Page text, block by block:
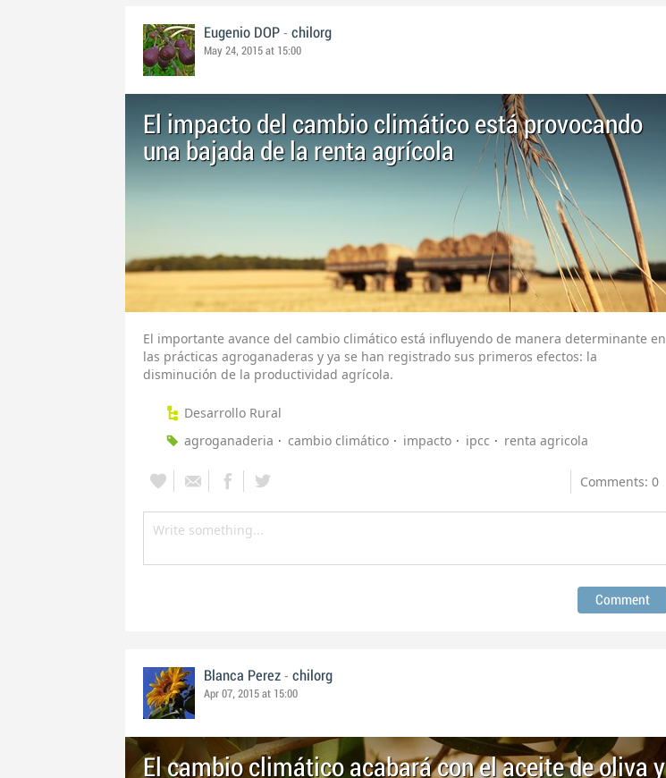
Eugenio DOP - chilorg
May 24, 2015 at 15:00
El impacto del cambio climático está provocando
una bajada de la renta agrícola
El importante avance del cambio climático está influyendo de manera determinante en
las prácticas agroganaderas y ya se han registrado sus primeros efectos: la
disminución de la productividad agrícola.
Desarrollo Rural
agroganaderia
cambio climático impacto ipcc renta agricola
Comments: 0
Blanca Perez - chilorg
Apr 07, 2015 at 15:00
El cambio climático acabará con el aceite de oliva y